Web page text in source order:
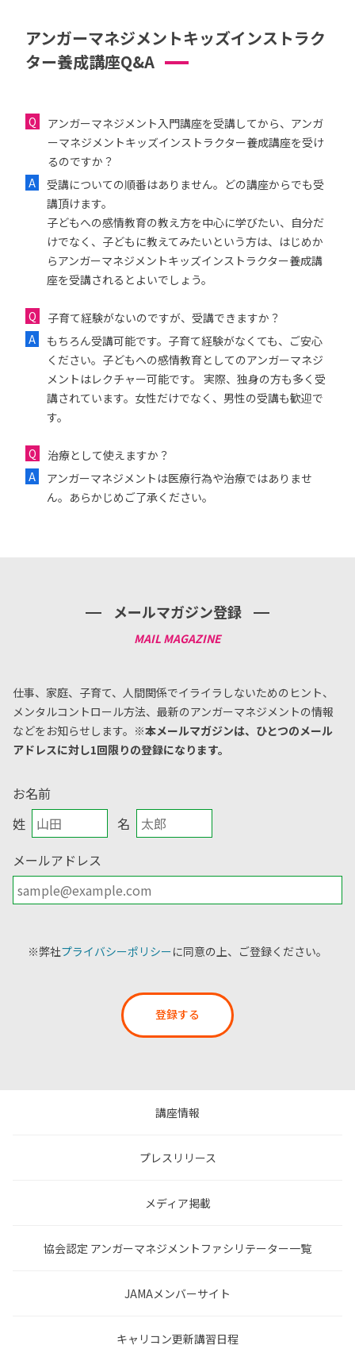
アンガーマネジメントキッズインストラク
ター養成講座Q&A
アンガーマネジメント入門講座を受講してから、アンガ
ーマネジメントキッズインストラクター養成講座を受け
るのですか？
受講についての順番はありません。どの講座からでも受
講頂けます。
子どもへの感情教育の教え方を中心に学びたい、自分だ
けでなく、子どもに教えてみたいという方は、はじめか
らアンガーマネジメントキッズインストラクター養成講
座を受講されるとよいでしょう。
子育て経験がないのですが、受講できますか？
もちろん受講可能です。子育て経験がなくても、ご安心
ください。子どもへの感情教育としてのアンガーマネジ
メントはレクチャー可能です。 実際、独身の方も多く受
講されています。女性だけでなく、男性の受講も歓迎で
す。
治療として使えますか？
アンガーマネジメントは医療行為や治療ではありませ
ん。あらかじめご了承ください。
メールマガジン登録
仕事、家庭、子育て、人間関係でイライラしないためのヒント、
メンタルコントロール方法、 最新のアンガーマネジメントの情報
などをお知らせします。 ※本メールマガジンは、ひとつのメール
アドレスに対し1回限りの登録になります。
お名前
姓
名
メールアドレス
※弊社プライバシーポリシーに同意の上、ご登録ください。
登録する
講座情報
プレスリリース
メディア掲載
協会認定 アンガーマネジメントファシリテーター一覧
JAMAメンバーサイト
キャリコン更新講習日程